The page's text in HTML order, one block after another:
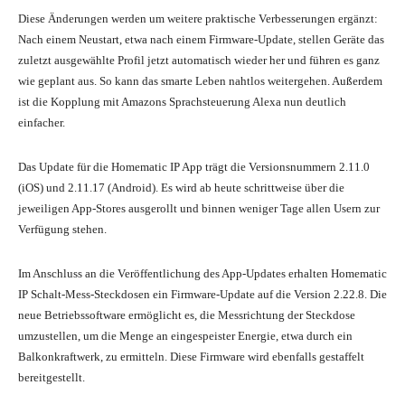
Diese Änderungen werden um weitere praktische Verbesserungen ergänzt:
Nach einem Neustart, etwa nach einem Firmware-Update, stellen Geräte das
zuletzt ausgewählte Profil jetzt automatisch wieder her und führen es ganz
wie geplant aus. So kann das smarte Leben nahtlos weitergehen. Außerdem
ist die Kopplung mit Amazons Sprachsteuerung Alexa nun deutlich
einfacher.
Das Update für die Homematic IP App trägt die Versionsnummern 2.11.0
(iOS) und 2.11.17 (Android). Es wird ab heute schrittweise über die
jeweiligen App-Stores ausgerollt und binnen weniger Tage allen Usern zur
Verfügung stehen.
Im Anschluss an die Veröffentlichung des App-Updates erhalten Homematic
IP Schalt-Mess-Steckdosen ein Firmware-Update auf die Version 2.22.8. Die
neue Betriebssoftware ermöglicht es, die Messrichtung der Steckdose
umzustellen, um die Menge an eingespeister Energie, etwa durch ein
Balkonkraftwerk, zu ermitteln. Diese Firmware wird ebenfalls gestaffelt
bereitgestellt.